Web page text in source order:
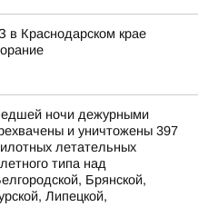
Краснодарском крае
ночи дежурными
и уничтожены 397
летательных
типа над
Брянской,
Липецкой,